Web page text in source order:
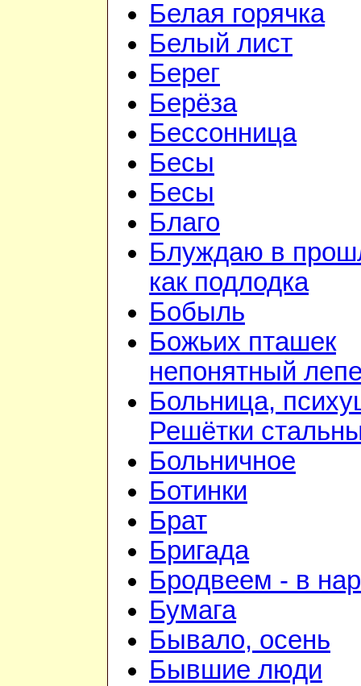
Белая горячка
Белый лист
Берег
Берёза
Бессонница
Бесы
Бесы
Благо
Блуждаю в
как подлодка
Бобыль
Божьих пташек
непонятный
Больница,
Решётки
Больничное
Ботинки
Брат
Бригада
Бродвеем - в
Бумага
Бывало, осень
Бывшие люди